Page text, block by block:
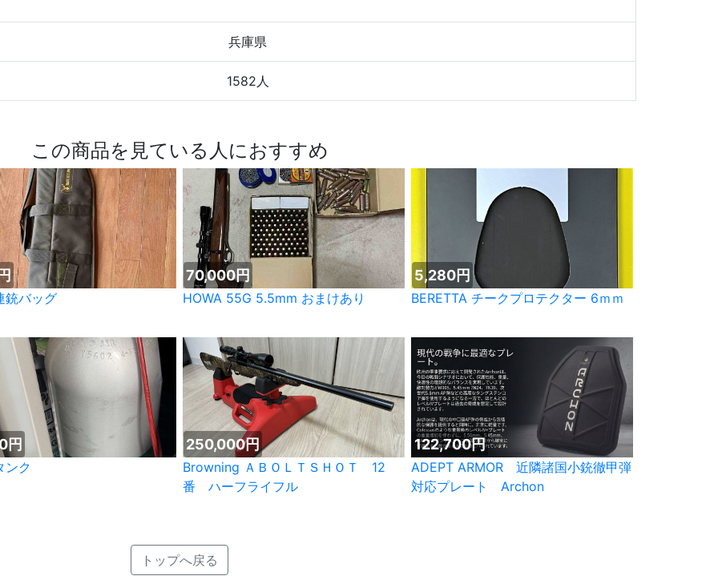
兵庫県
1582人
この商品を見ている人におすすめ
銃バッグ
70,000円
HOWA 55G 5.5mm おまけあり
5,280円
BERETTA チークプロテクター 6ｍｍ
円
ンク
250,000円
Browning ＡＢＯＬＴＳＨＯＴ 12
番 ハーフライフル
122,700円
ADEPT ARMOR 近隣諸国小銃徹甲弾
対応プレート Archon
トップへ戻る